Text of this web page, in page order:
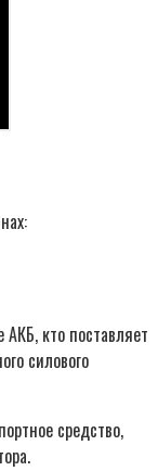
кто поставляет
силового
средство,